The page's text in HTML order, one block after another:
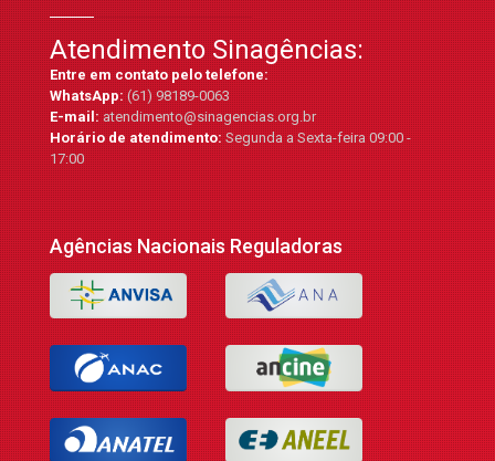
Atendimento Sinagências:
Entre em contato pelo telefone:
WhatsApp:(61) 98189-0063
E-mail:atendimento@sinagencias.org.br
Horário de atendimento:Segunda a Sexta-feira 09:00 -
17:00
Agências Nacionais Reguladoras